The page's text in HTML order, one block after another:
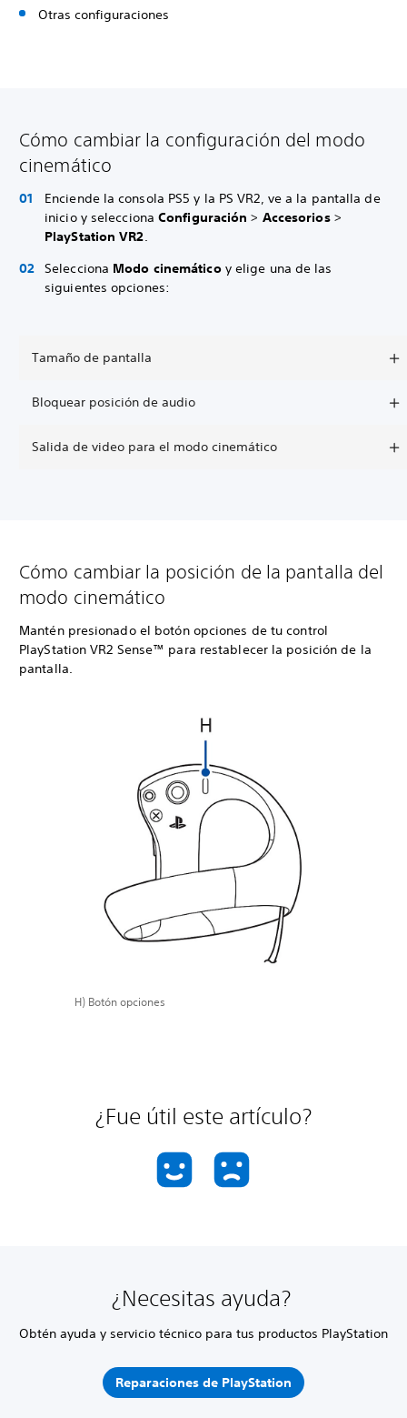
Otras configuraciones
Cómo cambiar la configuración del modo
cinemático
Enciende la consola PS5 y la PS VR2, ve a la pantalla de
inicio y selecciona Configuración > Accesorios>
PlayStation VR2.
Selecciona Modo cinemáticoy elige una de las
siguientes opciones:
Tamaño de pantalla
Bloquear posición de audio
Salida de video para el modo cinemático
Cómo cambiar la posición de la pantalla del
modo cinemático
Mantén presionado el botón opciones de tu control
PlayStation VR2 Sense™ para restablecer la posición de la
pantalla.
H) Botón opciones
¿Fue útil este artículo?
¿Necesitas ayuda?
Obtén ayuda y servicio técnico para tus productos PlayStation
Reparaciones de PlayStation